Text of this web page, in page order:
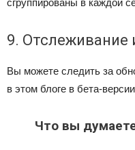
сгруппированы в каждой
9. Отслеживание
Вы можете следить за
в этом блоге в бета-
Что вы